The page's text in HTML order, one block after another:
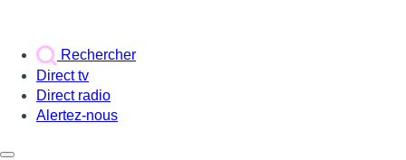
Rechercher
Direct tv
Direct radio
Alertez-nous